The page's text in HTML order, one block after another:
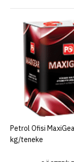
Petrol Ofisi
kg/teneke